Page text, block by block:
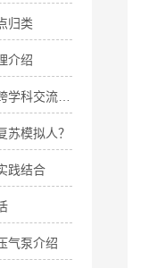
归类
介绍
人体医学模型如何促进跨学科交流与合作？
苏模拟人？
践结合
气泵介绍